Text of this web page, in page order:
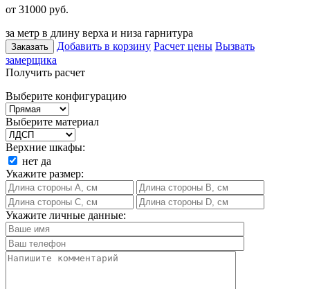
от 31000 руб.
за метр в длину верха и низа гарнитура
Заказать Добавить в корзину Расчет цены Вызвать
замерщика
Получить расчет
Выберите конфигурацию
Выберите материал
Верхние шкафы:
нет да
Укажите размер:
Укажите личные данные: